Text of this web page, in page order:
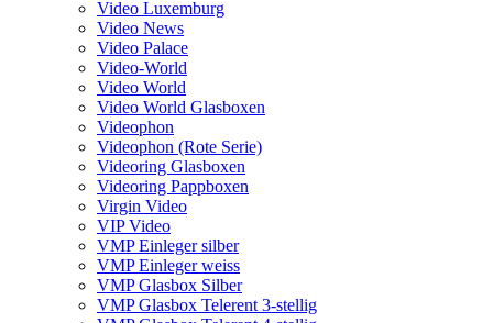
Video Luxemburg
Video News
Video Palace
Video-World
Video World
Video World Glasboxen
Videophon
Videophon (Rote Serie)
Videoring Glasboxen
Videoring Pappboxen
Virgin Video
VIP Video
VMP Einleger silber
VMP Einleger weiss
VMP Glasbox Silber
VMP Glasbox Telerent 3-stellig